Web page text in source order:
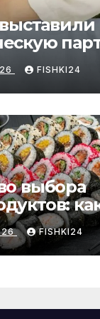
лот
FISHKI24
выбора
масс-FISHKI24